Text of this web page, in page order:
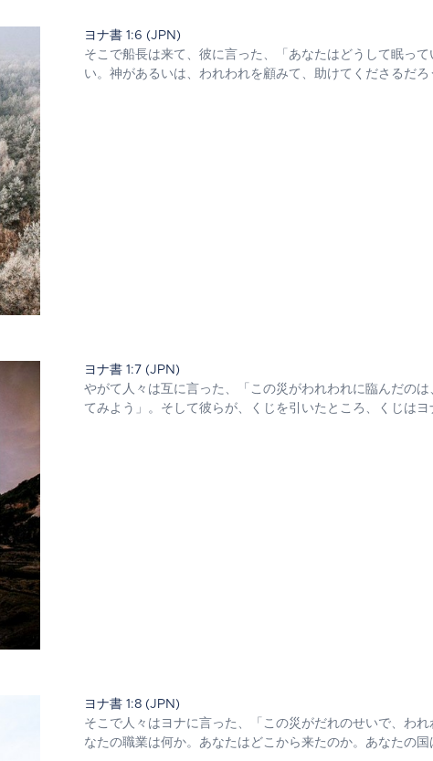
ヨナ書 1:6 (JPN)
そこで船長は来て、彼に言った、「あなたはどうして眠っ
い。神があるいは、われわれを顧みて、助けてくださるだろ
ヨナ書 1:7 (JPN)
やがて人々は互に言った、「この災がわれわれに臨んだの
てみよう」。そして彼らが、くじを引いたところ、くじはヨ
ヨナ書 1:8 (JPN)
そこで人々はヨナに言った、「この災がだれのせいで、わ
なたの職業は何か。あなたはどこから来たのか。あなたの国